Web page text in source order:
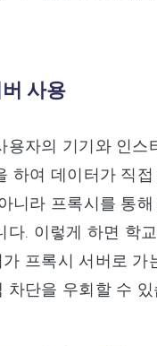
사용
용자의 기기와 인스
하여 데이터가 직접
니라 프록시를 통
다. 이렇게 하면 학
프록시 서버로 가
차단을 우회할 수 있